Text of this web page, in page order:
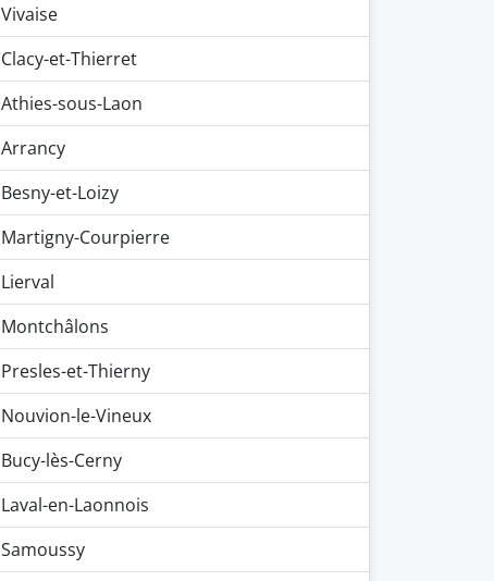
Vivaise
Clacy-et-Thierret
Athies-sous-Laon
Arrancy
Besny-et-Loizy
Martigny-Courpierre
Lierval
Montchâlons
Presles-et-Thierny
Nouvion-le-Vineux
Bucy-lès-Cerny
Laval-en-Laonnois
Samoussy